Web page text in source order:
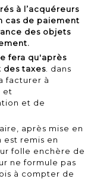
à l’acquéreurs
cas de paiement
des objets
fera qu'après
des taxes . dans
facturer à
et
et de
après mise en
remis en
folle enchère de
ne formule pas
à compter de